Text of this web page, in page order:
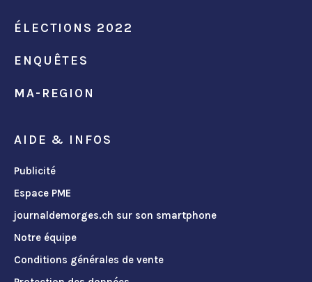
ÉLECTIONS 2022
ENQUÊTES
MA-REGION
AIDE & INFOS
Publicité
Espace PME
journaldemorges.ch sur son smartphone
Notre équipe
Conditions générales de vente